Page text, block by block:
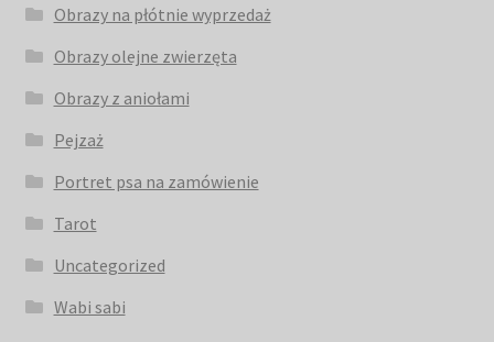
Obrazy na płótnie wyprzedaż
Obrazy olejne zwierzęta
Obrazy z aniołami
Pejzaż
Portret psa na zamówienie
Tarot
Uncategorized
Wabi sabi